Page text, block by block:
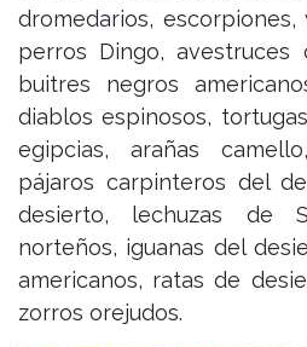
dromedarios,
perros Dingo, avestruces
buitres negros
diablos espinosos,
egipcias, arañas
pájaros carpinteros del
desierto, lechuzas de
norteños, iguanas del
americanos, ratas de
zorros orejudos.